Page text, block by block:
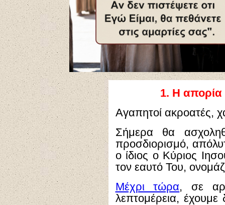
1. Η απορία
Αγαπητοί ακροατές,
Σήμερα θα
προσδιορισμό,
ο ίδιος ο Κύριος
τον εαυτό Του,
Μέχρι τώρα, σε
λεπτομέρεια, έχουμε